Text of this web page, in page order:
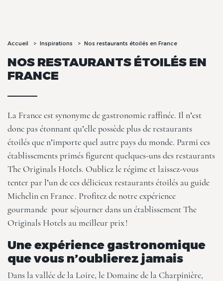
Accueil Inspirations Nos restaurants étoilés en France
NOS RESTAURANTS ÉTOILÉS EN
FRANCE
La France est synonyme de gastronomie raffinée. Il n’est
donc pas étonnant qu’elle possède plus de restaurants
étoilés que n’importe quel autre pays du monde. Parmi ces
établissements primés figurent quelques-uns des restaurants
The Originals Hotels. Oubliez le régime et laissez-vous
tenter par l’un de ces délicieux restaurants étoilés au guide
Michelin en France . Profitez de notreexpérience
gourmande pour séjourner dans un établissement The
Originals Hotels au meilleur prix !
Une expérience gastronomique
que vous n’oublierez jamais
Dans la vallée de la Loire, le Domaine de la Charpinière,